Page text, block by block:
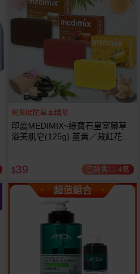
阿育吠陀草本精萃
印度MEDIMIX~綠寶石皇室藥草
浴美肌皂(125g) 薑黃／藏紅花／
$39 已銷售11.4萬
超值組合